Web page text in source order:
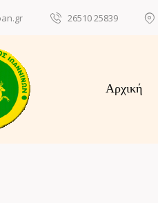
26510 25839
Αρχική